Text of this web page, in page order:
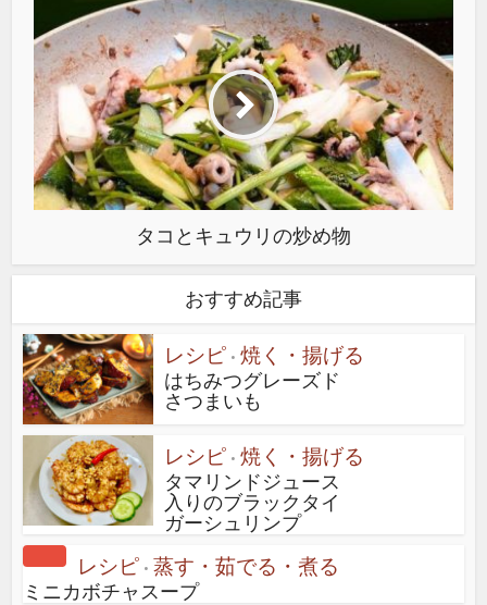
タコとキュウリの炒め物
おすすめ記事
レシピ • 焼く・揚げる
はちみつグレーズド
さつまいも
レシピ • 焼く・揚げる
タマリンドジュース
入りのブラックタイ
ガーシュリンプ
レシピ • 蒸す・茹でる・煮る
ミニカボチャスープ